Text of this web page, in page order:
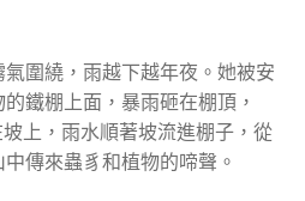
圍繞，雨越下越年夜。她被安
鐵棚上面，暴雨砸在棚頂，
上，雨水順著坡流進棚子，從
傳來蟲豸和植物的啼聲。